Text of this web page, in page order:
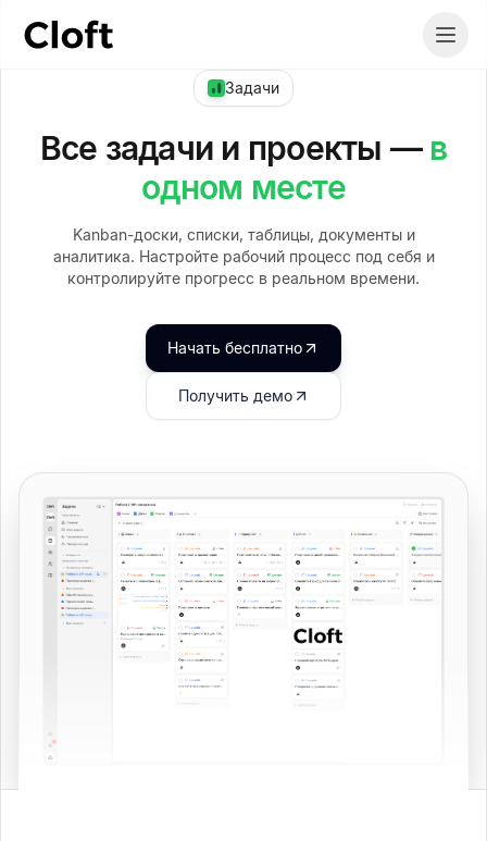
Задачи
Все задачи и проекты — в
одном месте
Kanban-доски, списки, таблицы, документы и
аналитика. Настройте рабочий процесс под себя и
контролируйте прогресс в реальном времени.
Начать бесплатно
Получить демо